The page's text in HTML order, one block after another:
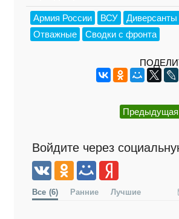
Армия России ВСУ Диверсанты
Отважные
Сводки с фронта
Предыдущая
Войдите через
Все (6) Ранние Лучшие